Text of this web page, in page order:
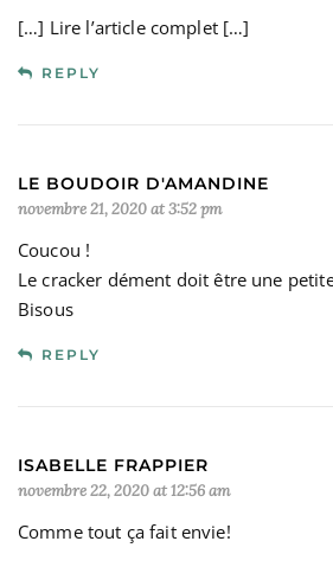
[…] Lire l’article complet […]
REPLY
LE BOUDOIR D'AMANDINE
novembre 21, 2020 at 3:52 pm
Coucou !
Le cracker dément doit être une
Bisous
REPLY
ISABELLE FRAPPIER
novembre 22, 2020 at 12:56 am
Comme tout ça fait envie!